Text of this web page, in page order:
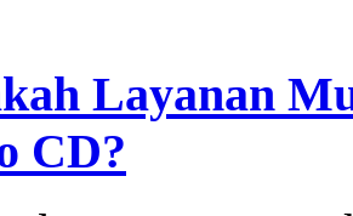
Layanan
CD?